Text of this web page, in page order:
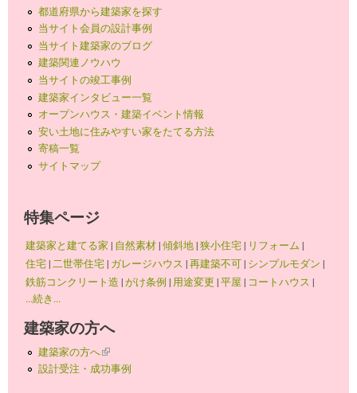
都道府県から建築家を探す
当サイト会員の設計事例
当サイト建築家のブログ
建築関連ノウハウ
当サイトの竣工事例
建築家インタビュー一覧
オープンハウス・建築イベント情報
安い土地に住みやすい家をたてる方法
寄稿一覧
サイトマップ
特集ページ
建築家と建てる家 | 自然素材|傾斜地|狭小住宅| リフォーム |
住宅|二世帯住宅| ガレージハウス |再建築不可| シンプルモダン |
鉄筋コンクリート造 |がけ条例 | 用途変更 |平屋 | コートハウス |
...続き...
建築家の方へ
建築家の方へ(link is external)
設計受注・成功事例